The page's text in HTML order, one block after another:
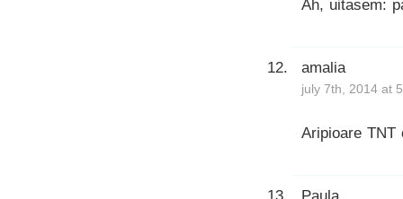
Ah, uitasem:
amalia
july 7th, 2014 at
Aripioare TNT
Paula